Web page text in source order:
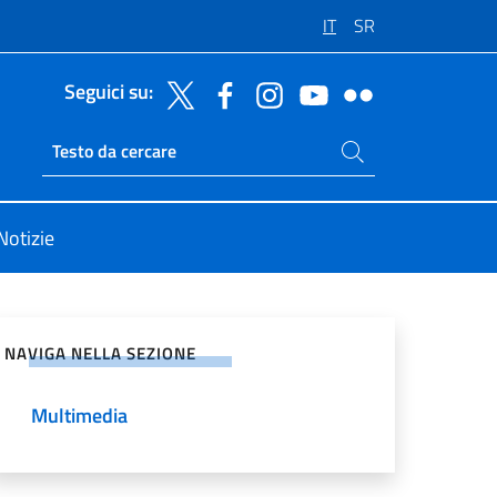
IT SR
Seguici su:
Ricerca sito live
Cerca nel sito
NAVIGA NELLA SEZIONE
Multimedia